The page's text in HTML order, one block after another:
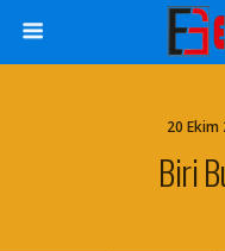
20 Ekim
Biri